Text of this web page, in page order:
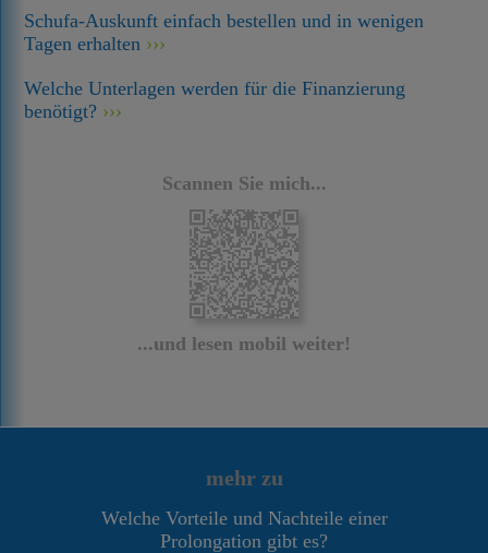
Schufa-Auskunft einfach bestellen und in wenigen
Tagen erhalten
Welche Unterlagen werden für die Finanzierung
benötigt?
Scannen Sie mich...
...und lesen mobil weiter!
mehr zu
Welche Vorteile und Nachteile einer
Prolongation gibt es?